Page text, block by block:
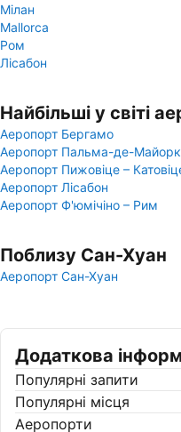
Мілан
Mallorca
Ром
Лісабон
Найбільші у світі
Аеропорт Бергамо
Аеропорт Пальма-де-
Аеропорт Пижовіце –
Аеропорт Лісабон
Аеропорт Ф'юмічіно – Рим
Поблизу Сан-Хуан
Аеропорт Сан-Хуан
Додаткова
Популярні запити
Популярні місця
Аеропорти